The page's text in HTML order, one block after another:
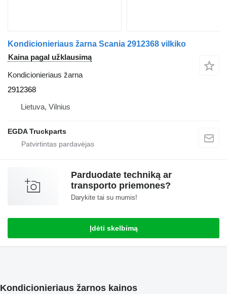
Kondicionieriaus žarna Scania 2912368 vilkiko
Kaina pagal užklausimą
Kondicionieriaus žarna
2912368
Lietuva, Vilnius
EGDA Truckparts
Parduodate techniką ar
transporto priemones?
Darykite tai su mumis!
Įdėti skelbimą
Kondicionieriaus žarnos kainos